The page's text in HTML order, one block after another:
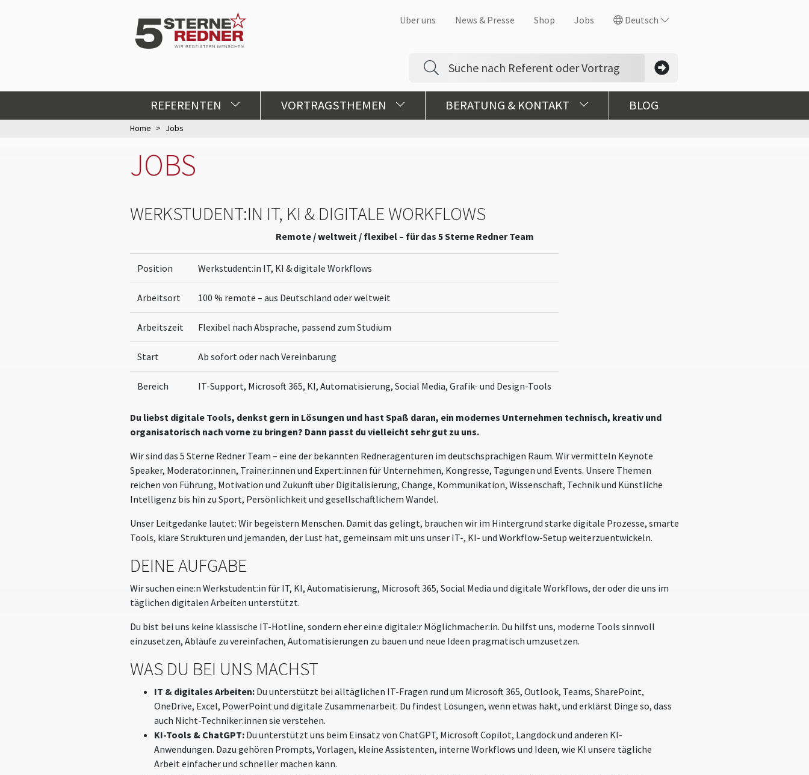
Über uns News & Presse Shop Jobs Deutsch
REFERENTEN VORTRAGSTHEMEN BERATUNG & KONTAKT BLOG
Home Jobs
JOBS
WERKSTUDENT:IN IT, KI & DIGITALE WORKFLOWS
Remote / weltweit / flexibel – für das 5 Sterne Redner Team
Position Werkstudent:in IT, KI & digitale Workflows
Arbeitsort 100 % remote – aus Deutschland oder weltweit
Arbeitszeit Flexibel nach Absprache, passend zum Studium
Start Ab sofort oder nach Vereinbarung
Bereich IT-Support, Microsoft 365, KI, Automatisierung, Social Media, Grafik- und Design-Tools
Du liebst digitale Tools, denkst gern in Lösungen und hast Spaß daran, ein modernes Unternehmen technisch, kreativ und
organisatorisch nach vorne zu bringen? Dann passt du vielleicht sehr gut zu uns.
Wir sind das 5 Sterne Redner Team – eine der bekannten Redneragenturen im deutschsprachigen Raum. Wir vermitteln Keynote
Speaker, Moderator:innen, Trainer:innen und Expert:innen für Unternehmen, Kongresse, Tagungen und Events. Unsere Themen
reichen von Führung, Motivation und Zukunft über Digitalisierung, Change, Kommunikation, Wissenschaft, Technik und Künstliche
Intelligenz bis hin zu Sport, Persönlichkeit und gesellschaftlichem Wandel.
Unser Leitgedanke lautet: Wir begeistern Menschen. Damit das gelingt, brauchen wir im Hintergrund starke digitale Prozesse, smarte
Tools, klare Strukturen und jemanden, der Lust hat, gemeinsam mit uns unser IT-, KI- und Workflow-Setup weiterzuentwickeln.
DEINE AUFGABE
Wir suchen eine:n Werkstudent:in für IT, KI, Automatisierung, Microsoft 365, Social Media und digitale Workflows, der oder die uns im
täglichen digitalen Arbeiten unterstützt.
Du bist bei uns keine klassische IT-Hotline, sondern eher ein:e digitale:r Möglichmacher:in. Du hilfst uns, moderne Tools sinnvoll
einzusetzen, Abläufe zu vereinfachen, Automatisierungen zu bauen und neue Ideen pragmatisch umzusetzen.
WAS DU BEI UNS MACHST
IT & digitales Arbeiten: Du unterstützt bei alltäglichen IT-Fragen rund um Microsoft 365, Outlook, Teams, SharePoint,
OneDrive, Excel, PowerPoint und digitale Zusammenarbeit. Du findest Lösungen, wenn etwas hakt, und erklärst Dinge so, dass
auch Nicht-Techniker:innen sie verstehen.
KI-Tools & ChatGPT: Du unterstützt uns beim Einsatz von ChatGPT, Microsoft Copilot, Langdock und anderen KI-
Anwendungen. Dazu gehören Prompts, Vorlagen, kleine Assistenten, interne Workflows und Ideen, wie KI unsere tägliche
Arbeit einfacher und schneller machen kann.